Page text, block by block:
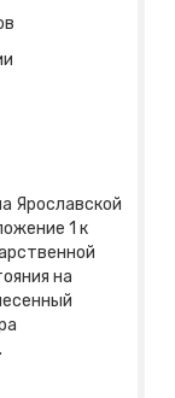
Ярославской
1 к
на